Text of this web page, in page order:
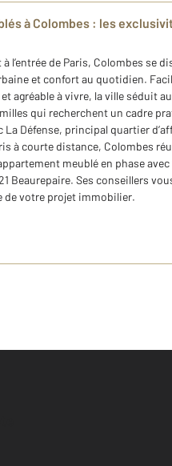
à Colombes : les
l’entrée de Paris, Colombes se
et confort au quotidien.
agréable à vivre, la ville séduit
qui recherchent un cadre
La Défense, principal quartier
à courte distance, Colombes
meublé en phase
Beaurepaire. Ses conseillers
de votre projet immobilier.